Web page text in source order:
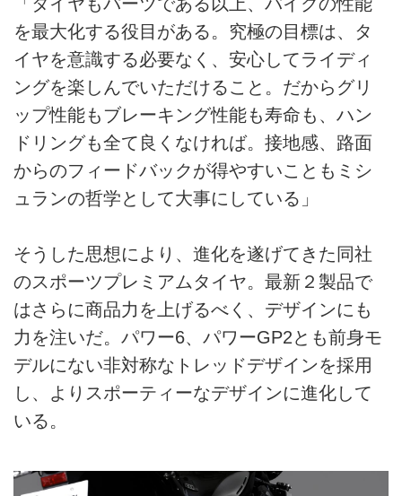
を最大化する役目がある。究極の目標は、タ
イヤを意識する必要なく、安心してライディ
ングを楽しんでいただけること。だからグリ
ップ性能もブレーキング性能も寿命も、ハン
ドリングも全て良くなければ。接地感、路面
からのフィードバックが得やすいこともミシ
ュランの哲学として大事にしている」
そうした思想により、進化を遂げてきた同社
のスポーツプレミアムタイヤ。最新２製品で
はさらに商品力を上げるべく、デザインにも
力を注いだ。パワー6、パワーGP2とも前身モ
デルにない非対称なトレッドデザインを採用
し、よりスポーティーなデザインに進化して
いる。